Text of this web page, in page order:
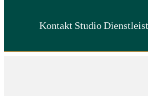
Kontakt Studio